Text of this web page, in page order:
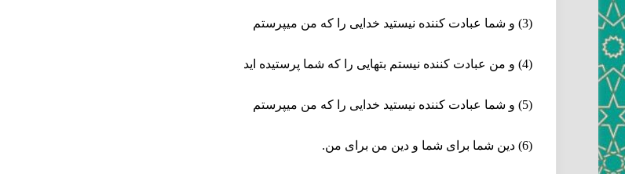
(3) و شما عبادت كننده نيستيد خدايى را كه من ميپرستم
(4) و من عبادت كننده نيستم بتهايى را كه شما پرستيده ‏ايد
(5) و شما عبادت كننده نيستيد خدايى را كه من ميپرستم
(6) دين شما براى شما و دين من براى من.